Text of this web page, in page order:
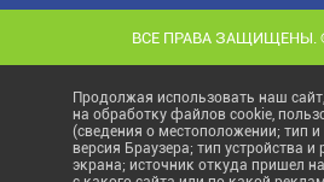
ВСЕ ПРАВА ЗАЩИЩЕНЫ.
Продолжая использовать наш
на обработку файлов cookie,
(сведения о местоположении; тип
версия Браузера; тип устройства и
экрана; источник откуда пришел